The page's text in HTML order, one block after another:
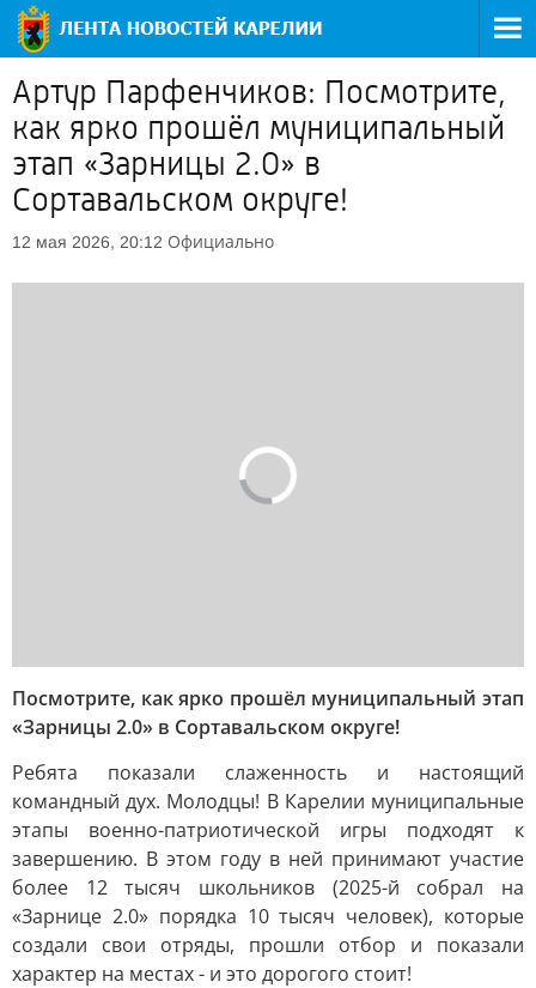
Артур Парфенчиков: Посмотрите,
как ярко прошёл муниципальный
этап «Зарницы 2.0» в
Сортавальском округе!
12 мая 2026, 20:12 Официально
Посмотрите, как ярко прошёл муниципальный этап
«Зарницы 2.0» в Сортавальском округе!
Ребята показали слаженность и настоящий
командный дух. Молодцы! В Карелии муниципальные
этапы военно-патриотической игры подходят к
завершению. В этом году в ней принимают участие
более 12 тысяч школьников (2025-й собрал на
«Зарнице 2.0» порядка 10 тысяч человек), которые
создали свои отряды, прошли отбор и показали
характер на местах - и это дорогого стоит!